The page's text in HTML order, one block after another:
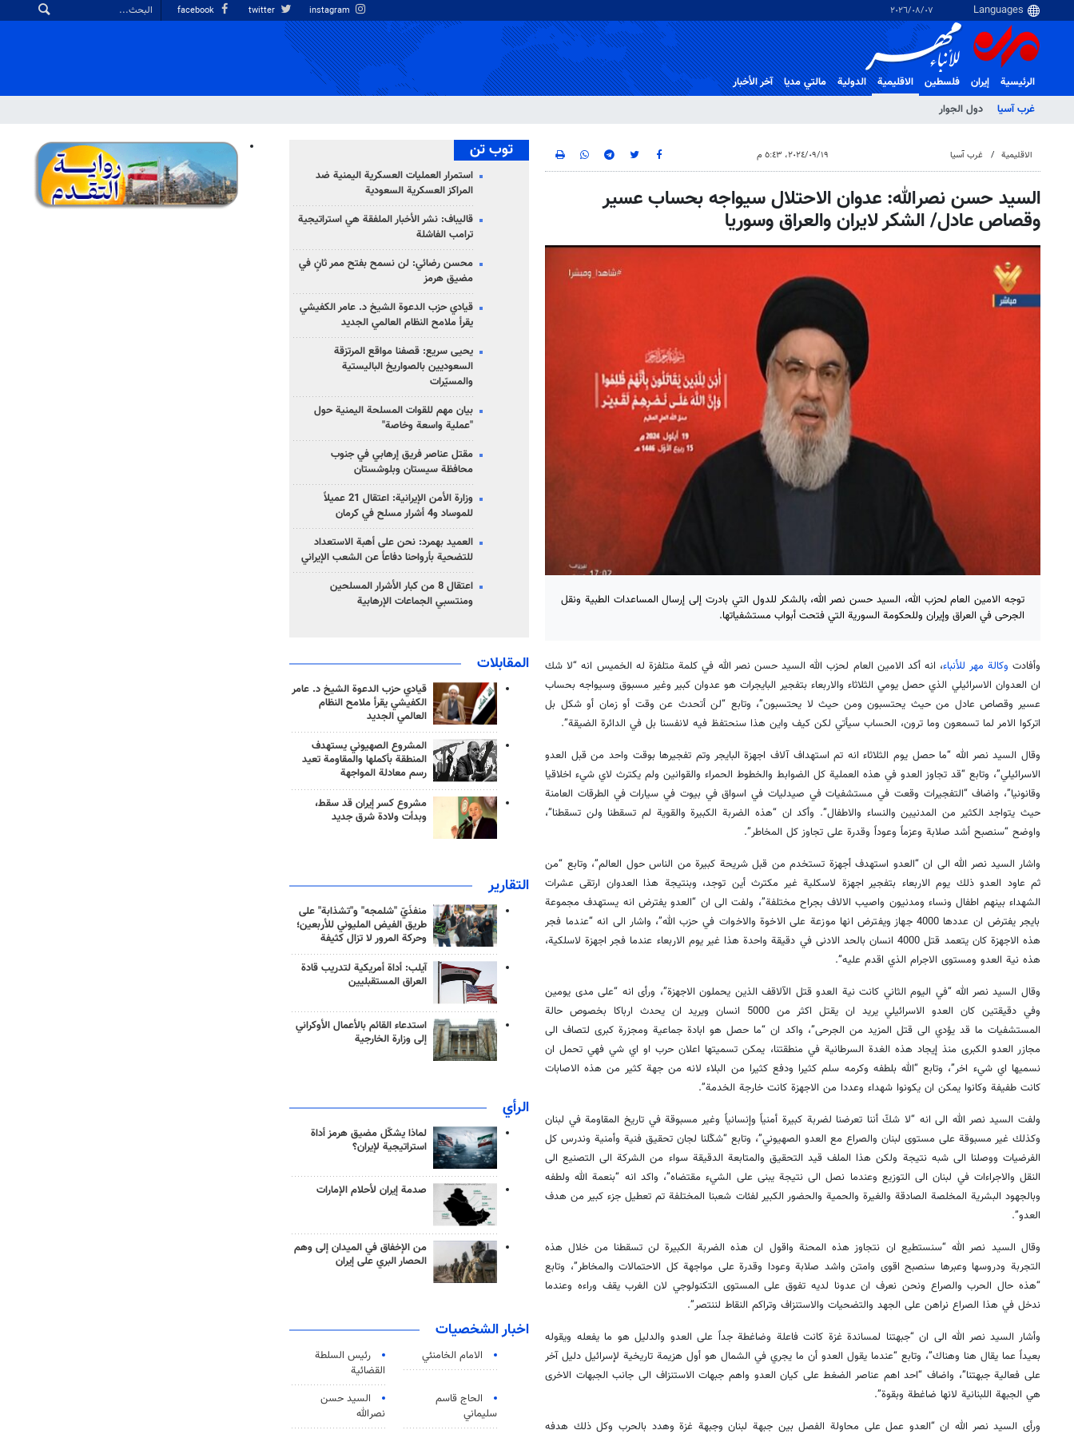
٠٧‏/٠٨‏/٢٠٢٦
الرئيسية إيران فلسطین
الاقلیمیة
غرب آسیا
دول الجوار
الدولية مالتي مدیا آخر الأخبار
الاقلیمیة غرب آسیا ١٩‏/٠٩‏/٢٠٢٤، ٥:٤٣ م
السيد حسن نصرالله: عدوان الاحتلال سيواجه بحساب عسير
وقصاص عادل/ الشكر لايران والعراق وسوريا
توجه الامين العام لحزب الله، السيد حسن نصر الله، بالشكر للدول التي بادرت إلى إرسال المساعدات الطبية ونقل
الجرحى في العراق وإيران وللحكومة السورية التي فتحت أبواب مستشفياتها.
وأفادت وكالة مهر للأنباء، انه أكد الامين العام لحزب الله السيد حسن نصر الله في كلمة متلفزة له الخميس انه “لا شك
ان العدوان الاسرائيلي الذي حصل يومي الثلاثاء والاربعاء بتفجير البايجرات هو عدوان كبير وغير مسبوق وسيواجه بحساب
عسير وقصاص عادل من حيث يحتسبون ومن حيث لا يحتسبون”، وتابع “لن أتحدث عن وقت أو زمان أو شكل بل
اتركوا الامر لما تسمعون وما ترون، الحساب سيأتي لكن كيف واين هذا سنحتفظ فيه لانفسنا بل في الدائرة الضيقة”.
وقال السيد نصر الله “ما حصل يوم الثلاثاء انه تم استهداف آلاف اجهزة البايجر وتم تفجيرها بوقت واحد من قبل العدو
الاسرائيلي”، وتابع “قد تجاوز العدو في هذه العملية كل الضوابط والخطوط الحمراء والقوانين ولم يكترث لاي شيء اخلاقيا
وقانونيا”، واضاف “التفجيرات وقعت في مستشفيات في صيدليات في اسواق في بيوت في سيارات في الطرقات العامنة
حيث يتواجد الكثير من المدنيين والنساء والاطفال”. وأكد ان “هذه الضربة الكبيرة والقوية لم تسقطنا ولن تسقطنا”،
واوضح “سنصبح أشد صلابة وعزماً وعوداً وقدرة على تجاوز كل المخاطر”.
واشار السيد نصر الله الى ان “العدو استهدف أجهزة تستخدم من قبل شريحة كبيرة من الناس حول العالم”، وتابع “من
ثم عاود العدو ذلك يوم الاربعاء بتفجير اجهزة لاسكلية غير مكترث أين توجد، وبنتيجة هذا العدوان ارتقى عشرات
الشهداء بينهم اطفال ونساء ومدنيون واصيب الالاف بجراح مختلفة”، ولفت الى ان “العدو يفترض انه يستهدف مجموعة
بايجر يفترض ان عددها 4000 جهاز ويفترض انها موزعة على الاخوة والاخوات في حزب الله”، واشار الى انه “عندما فجر
هذه الاجهزة كان يتعمد قتل 4000 انسان بالحد الادنى في دقيقة واحدة هذا غير يوم الاربعاء عندما فجر اجهزة لاسلكية،
هذه نية العدو ومستوى الاجرام الذي اقدم عليه”.
وقال السيد نصر الله “في اليوم الثاني كانت نية العدو قتل الآلاقف الذين يحملون الاجهزة”، ورأى انه “على مدى يومين
وفي دقيقتين كان العدو الاسرائيلي يريد ان يقتل اكثر من 5000 انسان ويريد ان يحدث ارباكا بخصوص حالة
المستشفيات ما قد يؤدي الى قتل المزيد من الجرحى”، واكد ان “ما حصل هو ابادة جماعية ومجزرة كبرى لتصاف الى
مجازر العدو الكبرى منذ إيجاد هذه الغدة السرطانية في منطقتنا، يمكن تسميتها اعلان حرب او اي شي فهي تحمل ان
نسميها اي شيء اخر”، وتابع “الله بلطفه وكرمه سلم كثيرا ودفع كثيرا من البلاء لانه من جهة كثير من هذه الاصابات
كانت طفيفة وكانوا يمكن ان يكونوا شهداء وعددا من الاجهزة كانت خارجة الخدمة”.
ولفت السيد نصر الله الى انه “لا شكّ أننا تعرضنا لضربة كبيرة أمنياً وإنسانياً وغير مسبوقة في تاريخ المقاومة في لبنان
وكذلك غير مسبوقة على مستوى لبنان والصراع مع العدو الصهيوني”، وتابع “شكّلنا لجان تحقيق فنية وأمنية وندرس كل
الفرضيات ووصلنا الى شبه نتيجة ولكن هذا الملف قيد التحقيق والمتابعة الدقيقة سواء من الشركة الى التصنيع الى
النقل والاجراءات في لبنان الى التوزيع وعندما نصل الى نتيجة يبنى على الشيء مقتضاه”، واكد انه “بنعمة الله ولطفه
وبالجهود البشرية المخلصة الصادقة والغيرة والحمية والحضور الكبير لفئات شعبنا المختلفة تم تعطيل جزء كبير من هدف
العدو”.
وقال السيد نصر الله “سنستطيع ان نتجاوز هذه المحنة واقول ان هذه الضربة الكبيرة لن تسقطنا من خلال هذه
التجربة ودروسها وعبرها سنصبح اقوى وامتن واشد صلابة وعودا وقدرة على مواجهة كل الاحتمالات والمخاطر”، وتابع
“هذه حال الحرب والصراع ونحن نعرف ان عدونا لديه تفوق على المستوى التكنولوجي لان الغرب يقف وراءه وعندما
ندخل في هذا الصراع نراهن على الجهد والتضحيات والاستنزاف وتراكم النقاط لننتصر”.
وأشار السيد نصر الله الى ان “جبهتنا لمساندة غزة كانت فاعلة وضاغطة جداً على العدو والدليل هو ما يفعله ويقوله
بعيداً عما يقال هنا وهناك”، وتابع “عندما يقول العدو أن ما يجري في الشمال هو أول هزيمة تاريخية لإسرائيل دليل آخر
على فعالية جبهتنا”، واضاف “احد اهم عناصر الضغط على كيان العدو واهم جبهات الاستنزاف الى جانب الجبهات الاخرى
هي الجبهة اللبنانية لانها ضاغطة وبقوة”.
ورأى السيد نصر الله ان “العدو عمل على محاولة الفصل بين جبهة لبنان وجبهة غزة وهدد بالحرب وكل ذلك هدفه
توب تن
استمرار العمليات العسكرية اليمنية ضد
المراكز العسكرية السعودية
قاليباف: نشر الأخبار الملفقة هي استراتيجية
ترامب الفاشلة
محسن رضائي: لن نسمح بفتح ممر ثانٍ في
مضيق هرمز
قيادي حزب الدعوة الشيخ د. عامر الكفيشي
يقرأ ملامح النظام العالمي الجديد
يحيى سريع: قصفنا مواقع المرتزقة
السعوديين بالصواريخ الباليستية
والمسيّرات
بيان مهم للقوات المسلحة اليمنية حول
"عملية واسعة وخاصة"
مقتل عناصر فريق إرهابي في جنوب
محافظة سيستان وبلوشستان
وزارة الأمن الإيرانية: اعتقال 21 عميلاً
للموساد و4 أشرار مسلح في كرمان
العميد بهمرد: نحن على أهبة الاستعداد
للتضحية بأرواحنا دفاعاً عن الشعب الإيراني
اعتقال 8 من كبار الأشرار المسلحين
ومنتسبي الجماعات الإرهابية
المقابلات
قيادي حزب الدعوة الشيخ د. عامر
الكفيشي يقرأ ملامح النظام
العالمي الجديد
المشروع الصهيوني يستهدف
المنطقة بأكملها والمقاومة تعيد
رسم معادلة المواجهة
مشروع كسر إيران قد سقط،
وبدأت ولادة شرق جديد
التقارير
منفذَيّ "شلمجه" و"تشذابة" على
طريق الفيض المليوني للأربعين؛
وحركة المرور لا تزال كثيفة
آيلب: أداة أمريكية لتدريب قادة
العراق المستقبليين
استدعاء القائم بالأعمال الأوكراني
إلى وزارة الخارجية
الرأي
لماذا يشكّل مضيق هرمز أداة
استراتيجية لإيران؟
صدمة إيران لأحلام الإمارات
من الإخفاق في الميدان إلى وهم
الحصار البري على إيران
اخبار الشخصيات
الامام الخامنئي
رئیس السلطة
القضائیة
الحاج قاسم
سليماني
السيد حسن
نصرالله